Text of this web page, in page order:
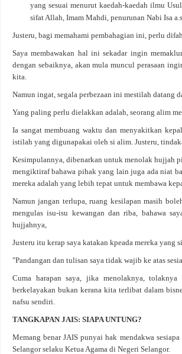
yang sesuai menurut kaedah-kaedah ilmu
sifat Allah, Imam Mahdi, penurunan Nabi Isa
Justeru, bagi memahami pembahagian ini, perlu
Saya membawakan hal ini sekadar ingin
dengan sebaiknya, akan mula muncul perasaan
kita.
Namun ingat, segala perbezaan ini mestilah datang
Yang paling perlu dielakkan adalah, seorang alim
Ia sangat membuang waktu dan menyakitkan
istilah yang digunapakai oleh si alim. Justeru,
Kesimpulannya, dibenarkan untuk menolak hujjah
mengiktiraf bahawa pihak yang lain juga ada niat
mereka adalah yang lebih tepat untuk membawa
Namun jangan terlupa, ruang kesilapan masih
mengulas isu-isu kewangan dan riba, bahawa
hujjahnya,
Justeru itu kerap saya katakan kpeada mereka yang
"Pandangan dan tulisan saya tidak wajib ke atas
Cuma harapan saya, jika menolaknya,
berkelayakan bukan kerana kita terlibat dalam
nafsu sendiri.
TANGKAPAN JAIS: SIAPA UNTUNG?
Memang benar JAIS punyai hak mendakwa
Selangor selaku Ketua Agama di Negeri Selangor.